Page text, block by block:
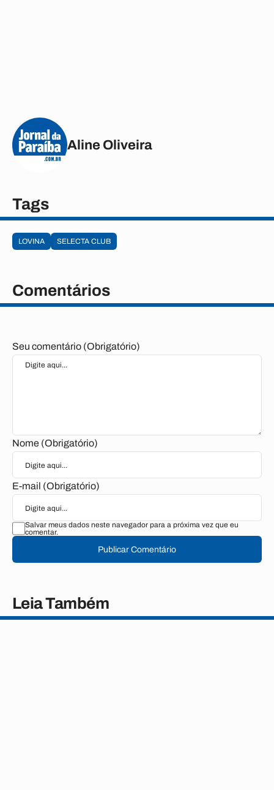
Aline Oliveira
Tags
LOVINA SELECTA CLUB
Comentários
Seu comentário (Obrigatório)
Nome (Obrigatório)
E-mail (Obrigatório)
Salvar meus dados neste navegador para a próxima vez que eu
comentar.
Publicar Comentário
Leia Também